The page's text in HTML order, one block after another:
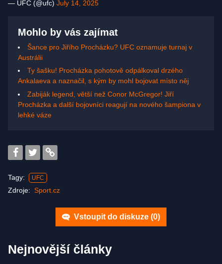
— UFC (@ufc) July 14, 2025
Mohlo by vás zajímat
Šance pro Jiřího Procházku? UFC oznamuje turnaj v
Austrálii
Ty šašku! Procházka pohotově odpálkoval drzého
Ankalaeva a naznačil, s kým by mohl bojovat místo něj
Zabiják legend, větší než Conor McGregor! Jiří
Procházka a další bojovníci reagují na nového šampiona v
lehké váze
Tagy: UFC
Zdroje: Sport.cz
Vstoupit do diskuze (0)
Nejnovější články